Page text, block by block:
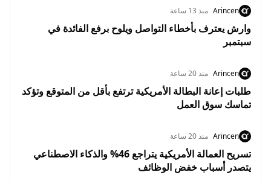
Arincen منذ 13 ساعة
وارش يعترف بأخطاء التواصل ويلوح برفع الفائدة في
سبتمبر
Arincen منذ 20 ساعة
طلبات إعانة البطالة الأمريكية ترتفع بأقل من المتوقع وتؤكد
تماسك سوق العمل
Arincen منذ 20 ساعة
تسريح العمالة الأمريكية يتراجع 46% والذكاء الاصطناعي
يتصدر أسباب خفض الوظائف